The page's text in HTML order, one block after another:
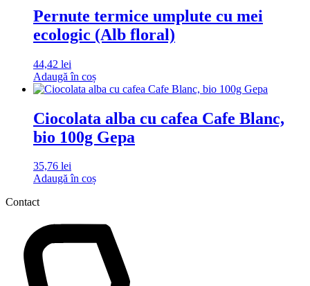
Pernute termice umplute cu mei
ecologic (Alb floral)
44,42 lei
Adaugă în coș
Ciocolata alba cu cafea Cafe Blanc,
bio 100g Gepa
35,76 lei
Adaugă în coș
Contact